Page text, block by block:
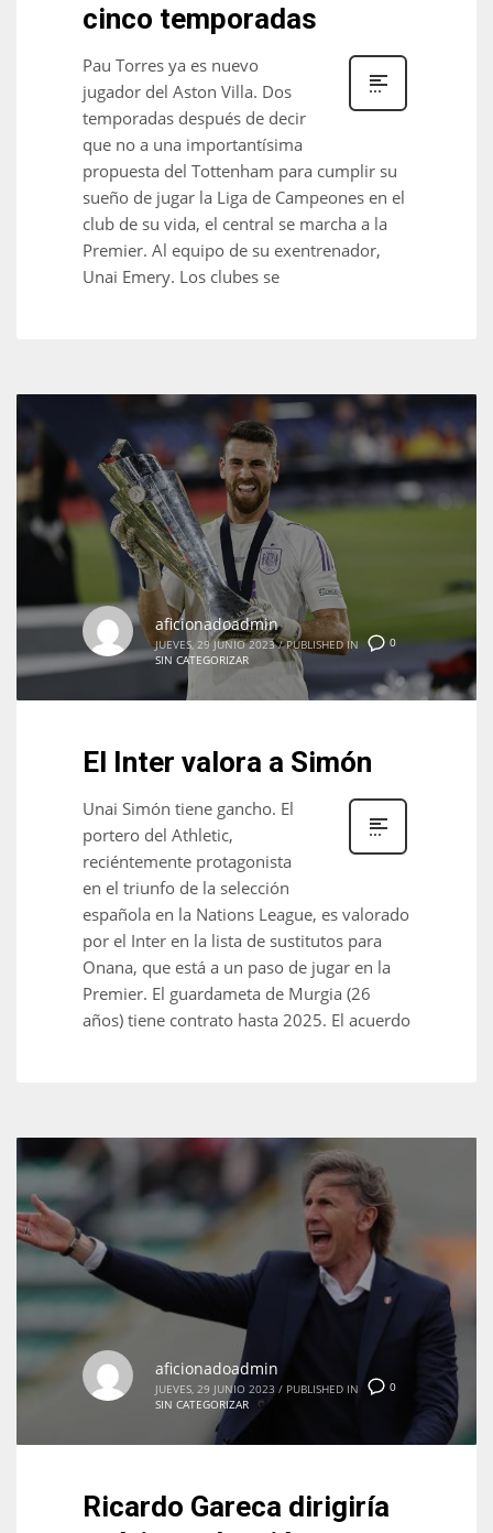
cinco temporadas
Pau Torres ya es nuevo
jugador del Aston Villa. Dos
temporadas después de decir
que no a una importantísima
propuesta del Tottenham para cumplir su
sueño de jugar la Liga de Campeones en el
club de su vida, el central se marcha a la
Premier. Al equipo de su exentrenador,
Unai Emery. Los clubes se
0
aficionadoadmin
JUEVES, 29 JUNIO 2023 / PUBLISHED IN
SIN CATEGORIZAR
El Inter valora a Simón
Unai Simón tiene gancho. El
portero del Athletic,
reciéntemente protagonista
en el triunfo de la selección
española en la Nations League, es valorado
por el Inter en la lista de sustitutos para
Onana, que está a un paso de jugar en la
Premier. El guardameta de Murgia (26
años) tiene contrato hasta 2025. El acuerdo
0
aficionadoadmin
JUEVES, 29 JUNIO 2023 / PUBLISHED IN
SIN CATEGORIZAR
Ricardo Gareca dirigiría